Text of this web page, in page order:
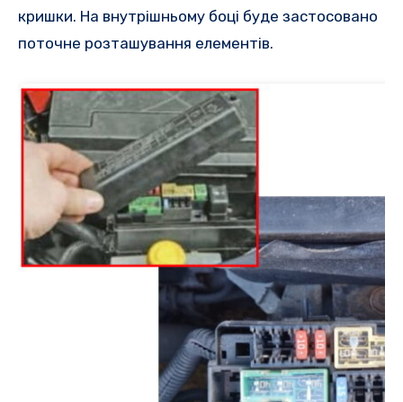
кришки. На внутрішньому боці буде застосовано
поточне розташування елементів.